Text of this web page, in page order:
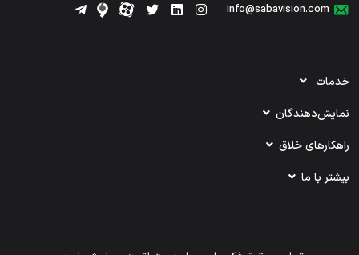
info@sabavision.com
خدمات
تبلیغات ویدئویی
تبلیغ در فیلیمو
وی‌پلاس
نمایش‌دهندگان
کسب درآمد از سایت
راهکارهای خلاق
کمپین‌های دیجیتال
بیشتر با ما